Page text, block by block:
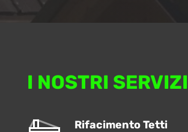
I NOSTRI SERVIZI
Rifacimento Tetti